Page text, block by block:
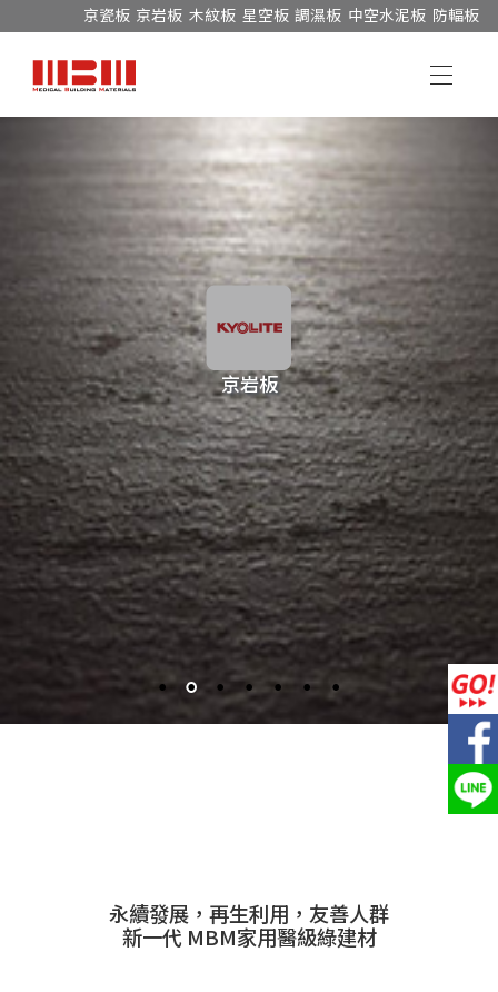
京瓷板 京岩板 木紋板 星空板 調濕板 中空水泥板 防輻板
京岩板
永續發展，再生利用，友善人群
新一代 MBM家用醫級綠建材